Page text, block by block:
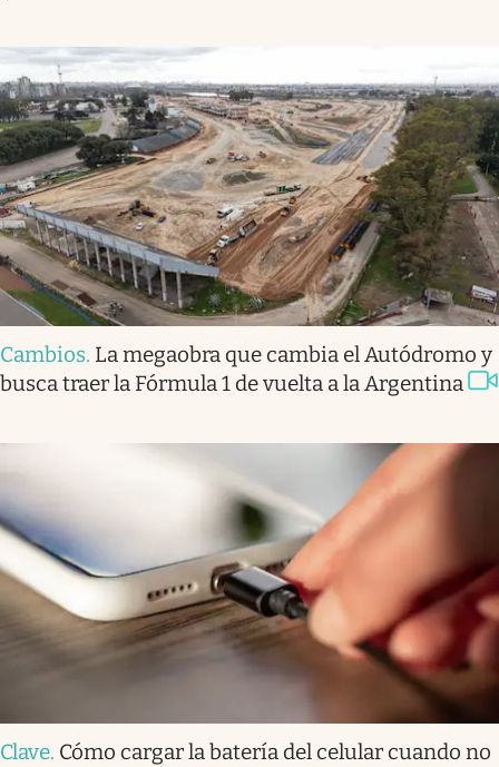
Cambios. La megaobra que cambia el Autódromo y
busca traer la Fórmula 1 de vuelta a la Argentina
Clave. Cómo cargar la batería del celular cuando no